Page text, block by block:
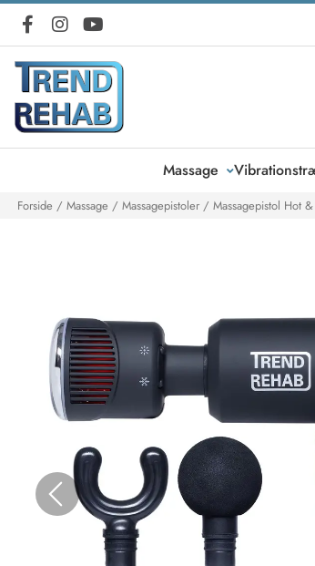
Massage
Forside / Massage / Massagepistoler/ Massagepistol Hot